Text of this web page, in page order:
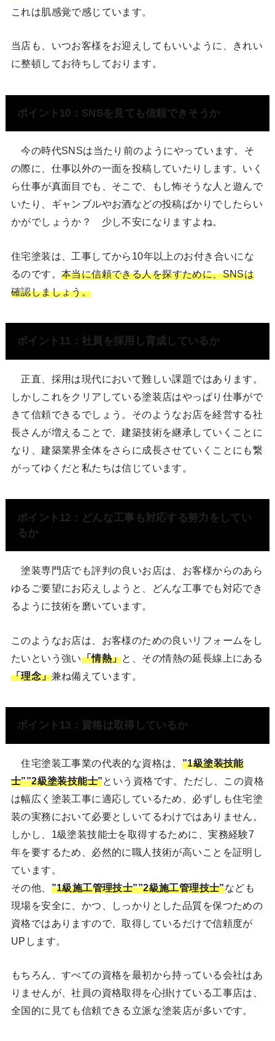
これは肌感覚で感じています。
当店も、いつお客様をお迎えしてもいいように、きれい
に整頓してお待ちしております。
ポイント10：SNSを見ても信頼できそうか
今の時代SNSは当たり前のようにやっています。そ
の際に、仕事以外の一面を投稿していたりします。いく
ら仕事が真面目でも、そこで、もし怖そうな人と遊んで
いたり、ギャンブルやお酒などの投稿ばかりでしたらい
かがでしょうか？ 少し不安になりますよね。
住宅塗装は、工事してから10年以上のお付き合いにな
るのです。 本当に信頼できる人を探すために、SNSは
確認しましょう。
ポイント11：社員を採用し育成しているか
正直、採用は現代において難しい課題ではあります。
しかしこれをクリアしている塗装店はやっぱり仕事がで
きて信頼できるでしょう。そのようなお店を経営する社
長さんが増えることで、建築技術を継承していくことに
なり、建築業界全体をさらに成長させていくことにも繋
がってゆくだと私たちは信じています。
ポイント12：どんな工事も対応する努力をしてい
るか
塗装専門店でも評判の良いお店は、お客様からのあら
ゆるご要望にお応えしようと、どんな工事でも対応でき
るように技術を磨いています。
このようなお店は、お客様のための良いリフォームをし
たいという強い「情熱」と、その情熱の延長線上にある
「理念」兼ね備えています。
ポイント13：資格は取得しているか
住宅塗装工事業の代表的な資格は、 ”1級塗装技能
士””2級塗装技能士”という資格です。ただし、この資格
は幅広く塗装工事に適応しているため、必ずしも住宅塗
装の実務において必要としいてるわけではありません。
しかし、1級塗装技能士を取得するために、実務経験7
年を要するため、必然的に職人技術が高いことを証明し
ています。
その他、 ”1級施工管理技士””2級施工管理技士”なども
現場を安全に、かつ、しっかりとした品質を保つための
資格ではありますので、取得しているだけで信頼度が
UPします。
もちろん、すべての資格を最初から持っている会社はあ
りませんが、社員の資格取得を心掛けている工事店は、
全国的に見ても信頼できる立派な塗装店が多いです。